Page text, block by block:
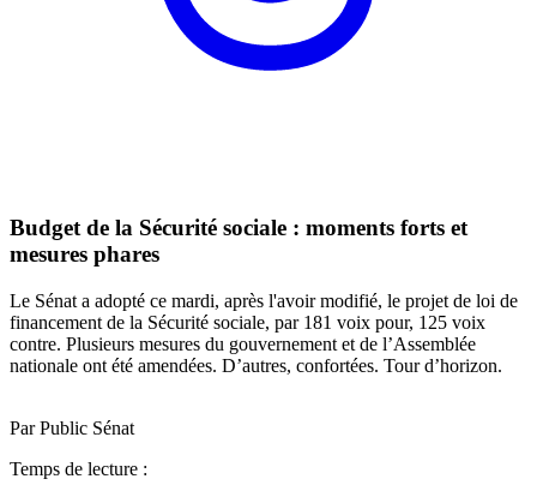
Budget de la Sécurité sociale : moments forts et
mesures phares
Le Sénat a adopté ce mardi, après l'avoir modifié, le projet de loi de
financement de la Sécurité sociale, par 181 voix pour, 125 voix
contre. Plusieurs mesures du gouvernement et de l’Assemblée
nationale ont été amendées. D’autres, confortées. Tour d’horizon.
Par Public Sénat
Temps de lecture :